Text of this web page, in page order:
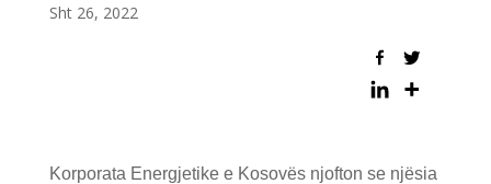
Sht 26, 2022
Korporata Energjetike e Kosovës njofton se njësia